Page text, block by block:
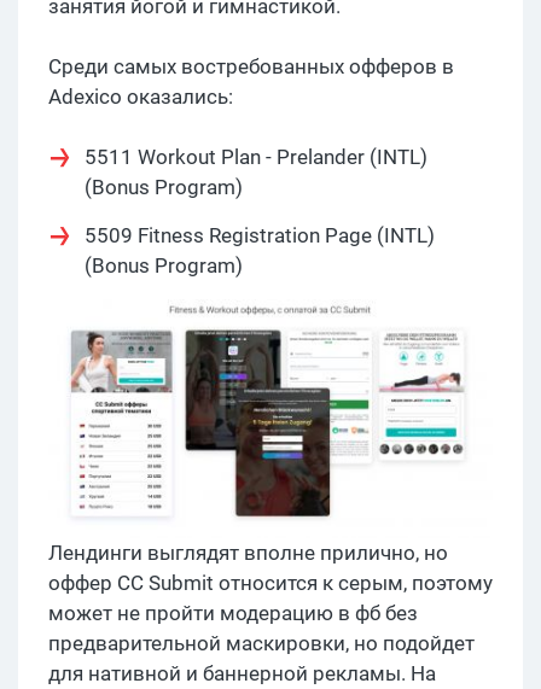
занятия йогой и гимнастикой.
Среди самых востребованных офферов в
Adexico оказались:
5511 Workout Plan - Prelander (INTL)
(Bonus Program)
5509 Fitness Registration Page (INTL)
(Bonus Program)
Лендинги выглядят вполне прилично, но
оффер CC Submit относится к серым, поэтому
может не пройти модерацию в фб без
предварительной маскировки, но подойдет
для нативной и баннерной рекламы. На